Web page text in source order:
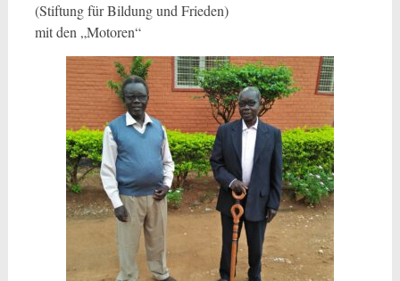
(Stiftung für Bildung und Frieden)
mit den „Motoren“